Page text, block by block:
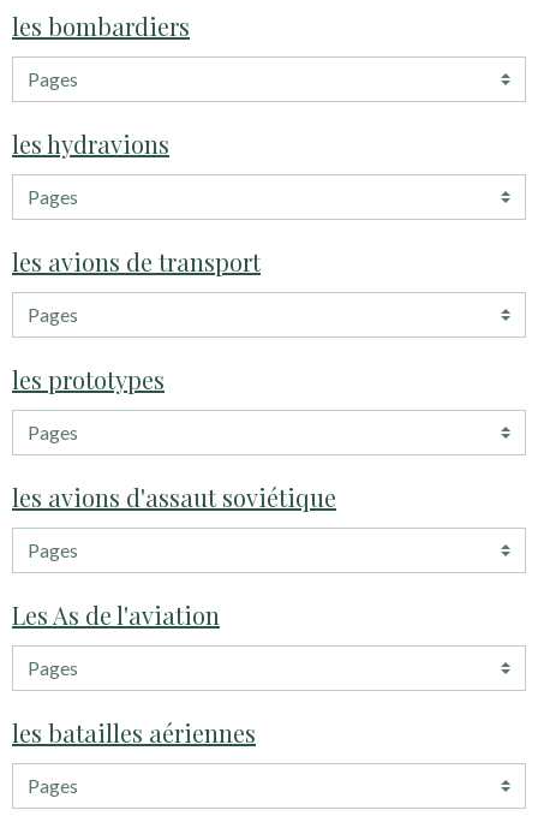
les bombardiers
les hydravions
les avions de transport
les prototypes
les avions d'assaut soviétique
Les As de l'aviation
les batailles aériennes